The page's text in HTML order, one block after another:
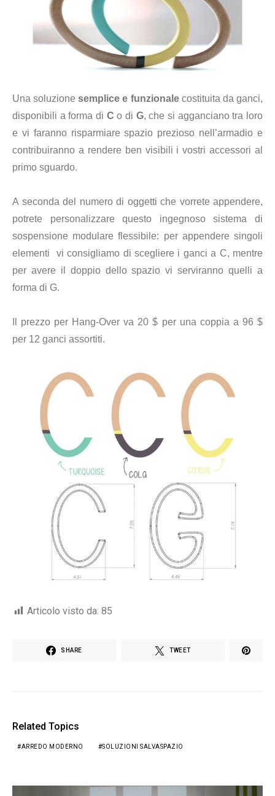
Una soluzione semplice e funzionalecostituita da ganci,
disponibili a forma di C o di G, che si agganciano tra loro
e vi faranno risparmiare spazio prezioso nell’armadio e
contribuiranno a rendere ben visibili i vostri accessori al
primo sguardo.
A seconda del numero di oggetti che vorrete appendere,
potrete personalizzare questo ingegnoso sistema di
sospensione modulare flessibile: per appendere singoli
elementi vi consigliamo di scegliere i ganci a C, mentre
per avere il doppio dello spazio vi serviranno quelli a
forma di G.
Il prezzo per Hang-Over va 20 $ per una coppia a 96 $
per 12 ganci assortiti.
Articolo visto da: 85
SHARE TWEET
Related Topics
ARREDO MODERNO SOLUZIONI SALVASPAZIO